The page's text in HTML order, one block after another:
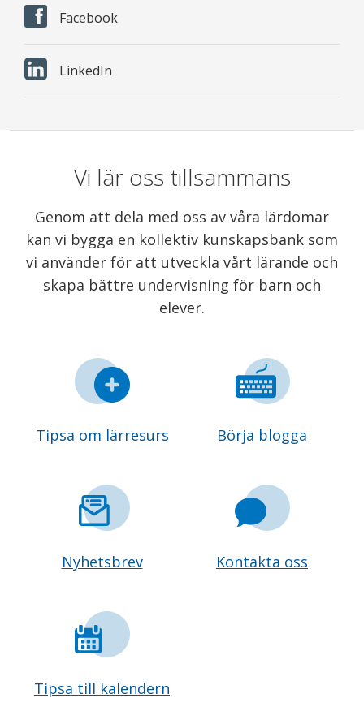
Facebook
LinkedIn
Vi lär oss tillsammans
Genom att dela med oss av våra lärdomar
kan vi bygga en kollektiv kunskapsbank som
vi använder för att utveckla vårt lärande och
skapa bättre undervisning för barn och
elever.
Tipsa om lärresurs Börja blogga
Nyhetsbrev Kontakta oss
Tipsa till kalendern